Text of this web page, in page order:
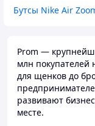
Бутсы Nike Air
Prom —
млн покупателей
для щенков до
развивают
месте.